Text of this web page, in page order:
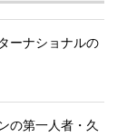
ーナショナルの
の第一人者・久